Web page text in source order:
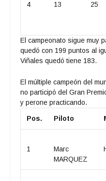
4 13 25
El campeonato sigue muy
quedó con 199 puntos al
Viñales quedó tiene 183.
El múltiple campeón del
no participó del Gran
y perone practicando.
Pos. Piloto
1
Marc
MARQUEZ